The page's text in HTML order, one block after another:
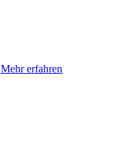
Mehr erfahren